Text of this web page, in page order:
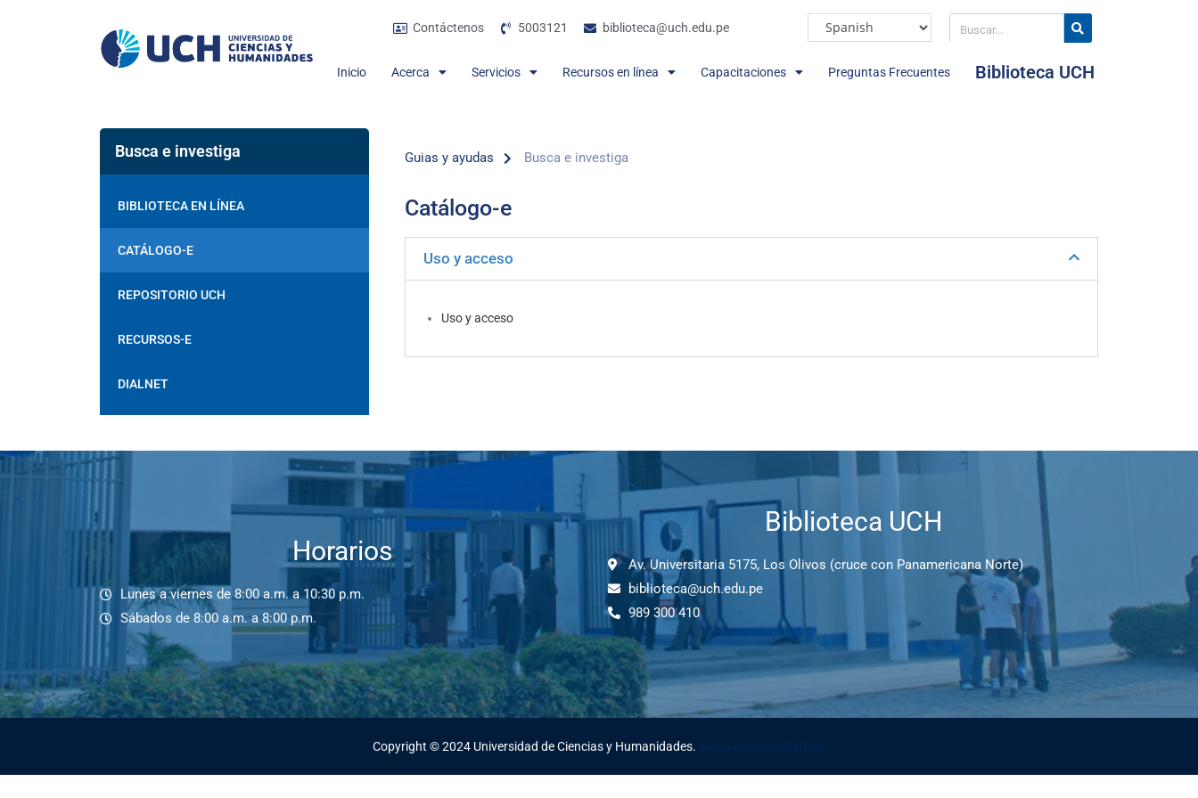
Contáctenos 5003121 biblioteca@uch.edu.pe
Inicio Acerca Servicios Recursos en línea Capacitaciones Preguntas Frecuentes Biblioteca UCH
Busca e investiga
BIBLIOTECA EN LÍNEA
CATÁLOGO-E
REPOSITORIO UCH
RECURSOS-E
DIALNET
Guias y ayudas Busca e investiga
Catálogo-e
Uso y acceso
Uso y acceso
Horarios
Lunes a viernes de 8:00 a.m. a 10:30 p.m.
Sábados de 8:00 a.m. a 8:00 p.m.
Biblioteca UCH
Av. Universitaria 5175, Los Olivos (cruce con Panamericana Norte)
biblioteca@uch.edu.pe
989 300 410
Copyright © 2024 Universidad de Ciencias y Humanidades. Realizado por GSCREATIVAS